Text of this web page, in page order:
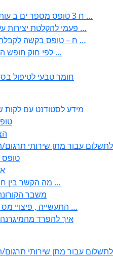
: בקשה לפטור מחובת התקנת מז;quot&ח 3 טופס מספר ים ב עותקים …
) ( פעמי להקלטת יצירות על מוצרים מכניים – טופס בקשה לאישור חד …
) 1998 ( לפי חוק חופש המידע התשנ;quot&ח – טופס בקשה לקבלת …
) 1998 ( לפי חוק חופש המידע התשנ;ח – טופס בקשה לקבלת …
חומר טבעי לטיפול
2350 – מידע לסטודנט עם
טופס
לתשלום עבור מתן שירותי
2356
– לבעלי עסקים ובעולם העבודה EMDR מה הקשר בין חסמים …
– משבר הקורונה
, התעשייה , פיצויי מס רכוש בגין נזק עקיף לענפי המסחר החקלאות …
!? איך להפרד
לתשלום עבור מתן שירותי